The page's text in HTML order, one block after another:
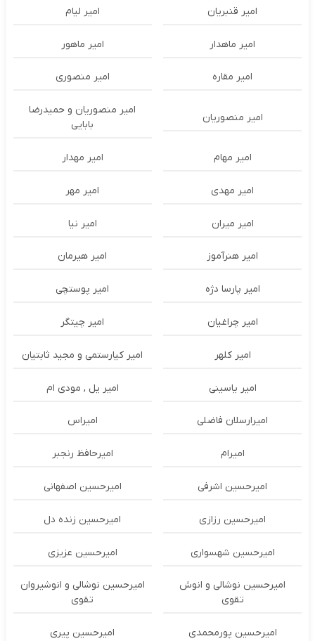
امیر قنبریان امیر لیام
امیر ماهدار امیر ماهور
امیر مقاره امیر منصوری
امیر منصوریان
امیر منصوریان و حمیدرضا
بابایی
امیر مهام امیر مهدار
امیر مهدی امیر مهر
امیر میران امیر نیا
امیر هنرآموز امیر هیرمان
امیر پارسا دژه امیر پوستچی
امیر چراغیان امیر چیتگر
امیر کلهر امیر کیارستمی و مجید ثابتیان
امیر یاسینی امیر یل , مودی ام
امیرارسلان فاضلی امیراس
امیرام امیرحافظ رنجبر
امیرحسین اشرفی امیرحسین اصفهانی
امیرحسین رزازی امیرحسین زنده دل
امیرحسین شهسواری امیرحسین عزیزی
امیرحسین نوشالی و انوش
تقوی
امیرحسین نوشالی و انوشیروان
تقوی
امیرحسین پورمحمدی امیرحسین پیری